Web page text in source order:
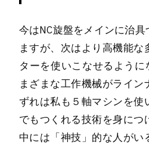
今はNC旋盤をメインに治
ますが、次はより高機能な
ターを使いこなせるように
まざまな工作機械がライン
ずれは私も５軸マシンを使
でもつくれる技術を身につ
中には「神技」的な人がい